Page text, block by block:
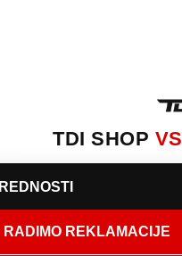
TDI SHOP VS
RADIMO REKLAMACIJE